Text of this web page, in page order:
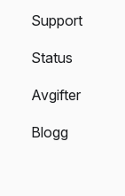
Support
Status
Avgifter
Blogg